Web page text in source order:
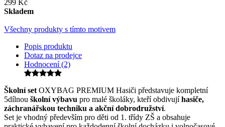
299 Kč
Skladem
Všechny produkty s tímto motivem
Popis produktu
Dotaz na prodejce
Hodnocení (2)
Školní set OXYBAG PREMIUM Hasiči představuje kompletní
5dílnou školní výbavu pro malé školáky, kteří obdivujíhasiče,
záchranářskou techniku a akční dobrodružství.
Set je vhodný především pro děti od 1. třídy ZŠ a obsahuje